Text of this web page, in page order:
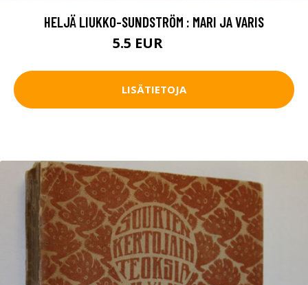
HELJÄ LIUKKO-SUNDSTRÖM : MARI JA VARIS
5.5 EUR
LISÄTIETOJA